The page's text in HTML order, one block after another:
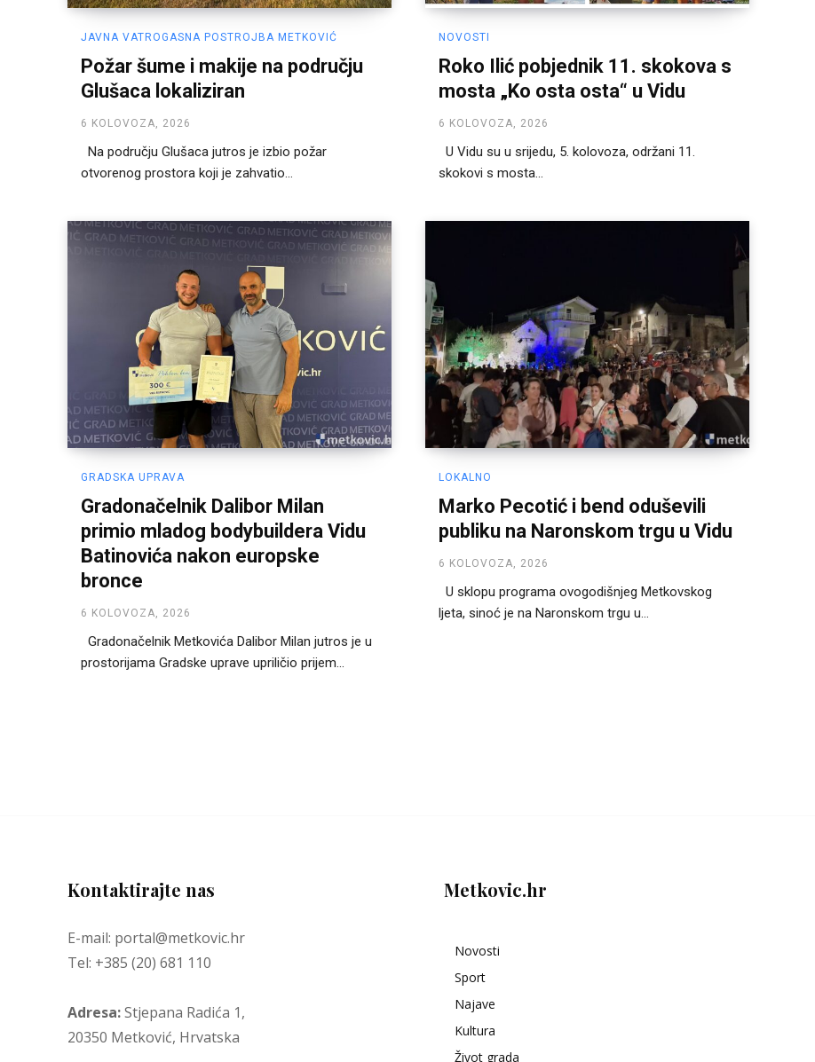
JAVNA VATROGASNA POSTROJBA METKOVIĆ
Požar šume i makije na području
Glušaca lokaliziran
6 KOLOVOZA, 2026
Na području Glušaca jutros je izbio požar
otvorenog prostora koji je zahvatio...
NOVOSTI
Roko Ilić pobjednik 11. skokova s
mosta „Ko osta osta“ u Vidu
6 KOLOVOZA, 2026
U Vidu su u srijedu, 5. kolovoza, održani 11.
skokovi s mosta...
GRADSKA UPRAVA
Gradonačelnik Dalibor Milan
primio mladog bodybuildera Vidu
Batinovića nakon europske
bronce
6 KOLOVOZA, 2026
Gradonačelnik Metkovića Dalibor Milan jutros je u
prostorijama Gradske uprave upriličio prijem...
LOKALNO
Marko Pecotić i bend oduševili
publiku na Naronskom trgu u Vidu
6 KOLOVOZA, 2026
U sklopu programa ovogodišnjeg Metkovskog
ljeta, sinoć je na Naronskom trgu u...
Kontaktirajte nas
E-mail: portal@metkovic.hr
Tel: +385 (20) 681 110
Adresa:Stjepana Radića 1,
20350 Metković, Hrvatska
Metkovic.hr
Novosti
Sport
Najave
Kultura
Život grada